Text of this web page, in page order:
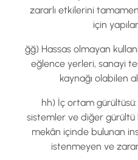
zararlı etkilerini
için
ğğ) Hassas olmayan
eğlence yerleri, sanayi
kaynağı olabilen
hh) İç ortam
sistemler ve diğer
mekân içinde bulunan
istenmeyen ve